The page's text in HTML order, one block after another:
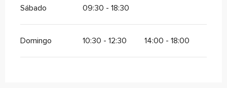
Sábado 09:30 - 18:30
Domingo 10:30 - 12:30 14:00 - 18:00